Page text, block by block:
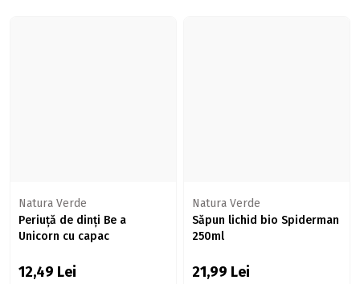
Natura Verde
Periuță de dinți Be a
Unicorn cu capac
12,49 Lei
Natura Verde
Săpun lichid bio Spiderman
250ml
21,99 Lei